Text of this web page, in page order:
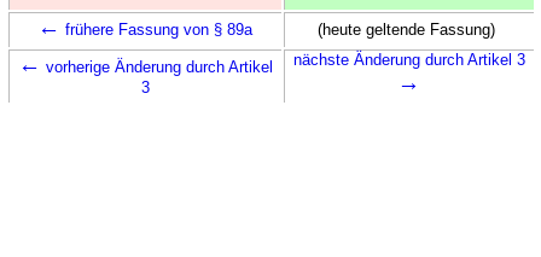
← frühere Fassung von § 89a (heute geltende Fassung)
← vorherige Änderung durch Artikel
3
nächste Änderung durch Artikel 3
→